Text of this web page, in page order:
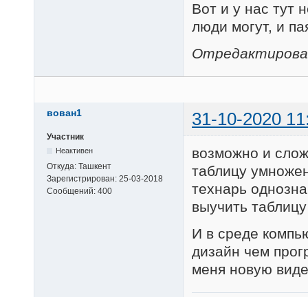
Вот и у нас тут
люди могут, и
вован1 31-10-2020
Участник
Неактивен
Откуда: Ташкент
Зарегистрирован: 25-03-2018
Сообщений: 400
возможно и
таблицу
технарь
выучить
И в среде
дизайн чем
меня новую